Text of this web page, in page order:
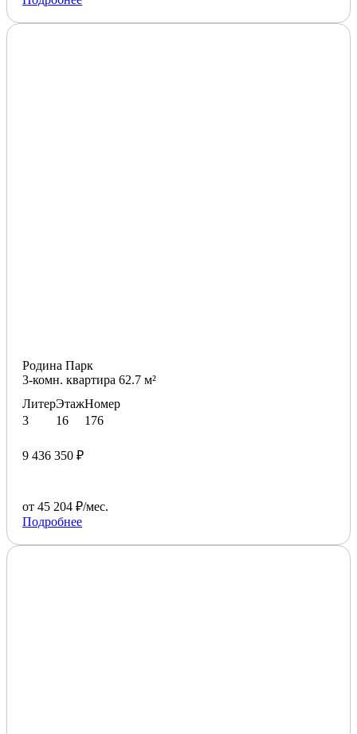
Родина Парк
3-комн. квартира 62.7 м²
Литер
3
Этаж
16
Номер
176
9 436 350 ₽
от 45 204 ₽/мес.
Подробнее